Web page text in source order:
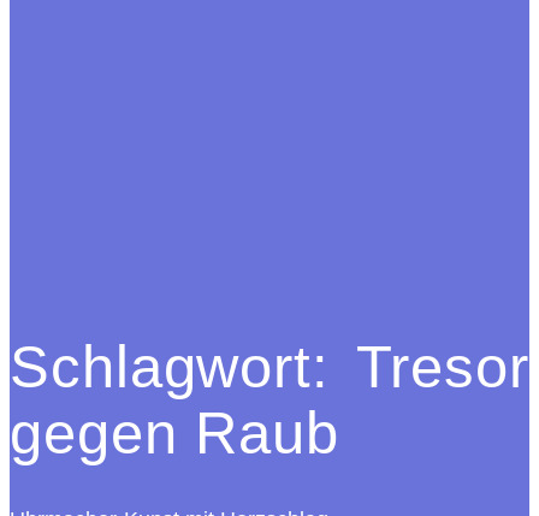
Schlagwort: Tresor
gegen Raub